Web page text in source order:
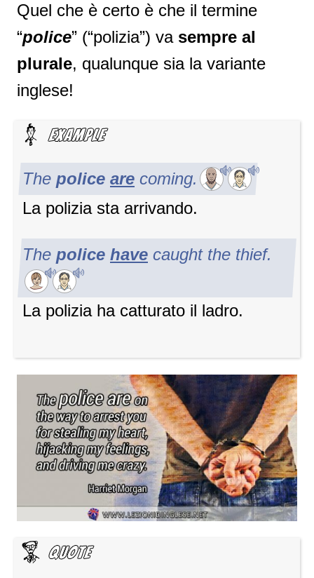
Quel che è certo è che il termine
“police” (“polizia”) va sempre al
plurale, qualunque sia la variante
inglese!
The police are coming.
La polizia sta arrivando.
The police have caught the thief.
La polizia ha catturato il ladro.